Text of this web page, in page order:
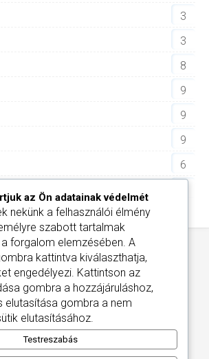
3
3
8
9
9
9
6
Kapcsolat/ Információk a Cookies
Szállodák Magyarországon
Copyright © 2026
az Ön adatainak védelmét
nekünk a felhasználói élmény
szabott tartalmak
forgalom elemzésében. A
kattintva kiválaszthatja,
engedélyezi. Kattintson az
gombra a hozzájáruláshoz,
elutasítása gombra a nem
elutasításához.
Testreszabás